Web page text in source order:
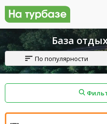
База
По популярности
Смоленский район